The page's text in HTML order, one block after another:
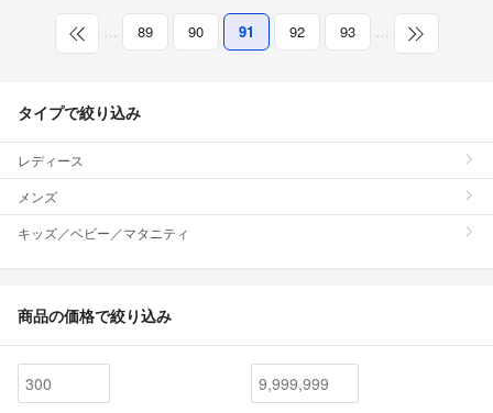
… 89 90 91 92 93 …
タイプで絞り込み
レディース
メンズ
キッズ／ベビー／マタニティ
商品の価格で絞り込み